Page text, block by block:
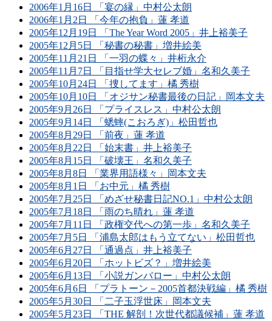
2006年1月16日 「宴の縁」中村公太朗
2006年1月2日 「今年の抱負」蓮 孝道
2005年12月19日 「The Year Word 2005」井上裕美子
2005年12月5日 「秘書の秘書」増井絵美
2005年11月21日 「一羽の蝶々」井桁永介
2005年11月7日 「目指せ学大セレブ婚」名和久美子
2005年10月24日 「捜してます」橘 秀樹
2005年10月10日 「オジサン秘書最後の日記」岡本文夫
2005年9月26日 「プライスレス」中村公太朗
2005年9月14日 「蟋蟀(こおろぎ)」松田哲也
2005年8月29日 「前夜」蓮 孝道
2005年8月22日 「始末書」井上裕美子
2005年8月15日 「破壊王」名和久美子
2005年8月8日 「業界用語様々」岡本文夫
2005年8月1日 「お中元」橘 秀樹
2005年7月25日 「めざせ秘書日記NO.1」中村公太朗
2005年7月18日 「雨のち晴れ」蓮 孝道
2005年7月11日 「政権交代への第一歩」名和久美子
2005年7月5日 「浦島太郎はもう立てない」松田哲也
2005年6月27日 「通過点」井上裕美子
2005年6月20日 「ホットビズ？」増井絵美
2005年6月13日 「小説ガンバロー」中村公太朗
2005年6月6日 「プラトーン－2005首都決戦編」橘 秀樹
2005年5月30日 「二子玉浮世床」岡本文夫
2005年5月23日 「THE 解剖！次世代都議候補」蓮 孝道